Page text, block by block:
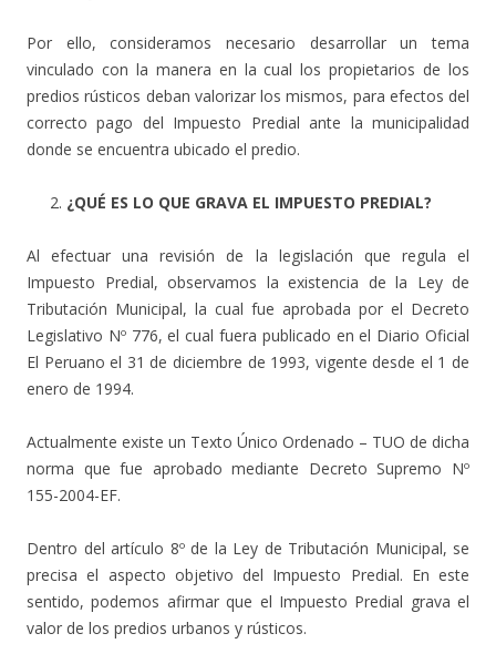
Por ello, consideramos necesario desarrollar un tema
vinculado con la manera en la cual los propietarios de los
predios rústicos deban valorizar los mismos, para efectos del
correcto pago del Impuesto Predial ante la municipalidad
donde se encuentra ubicado el predio.
¿QUÉ ES LO QUE GRAVA EL IMPUESTO PREDIAL?
Al efectuar una revisión de la legislación que regula el
Impuesto Predial, observamos la existencia de la Ley de
Tributación Municipal, la cual fue aprobada por el Decreto
Legislativo Nº 776, el cual fuera publicado en el Diario Oficial
El Peruano el 31 de diciembre de 1993, vigente desde el 1 de
enero de 1994.
Actualmente existe un Texto Único Ordenado – TUO de dicha
norma que fue aprobado mediante Decreto Supremo Nº
155-2004-EF.
Dentro del artículo 8º de la Ley de Tributación Municipal, se
precisa el aspecto objetivo del Impuesto Predial. En este
sentido, podemos afirmar que el Impuesto Predial grava el
valor de los predios urbanos y rústicos.